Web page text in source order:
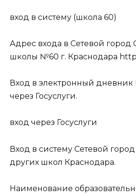
вход в систему (школа 60)
Адрес входа в Сетевой город
школы №60 г. Краснодара
Вход в электронный
через Госуслуги.
вход через Госуслуги
Вход в систему Сетевой
других школ Краснодара.
Наименование